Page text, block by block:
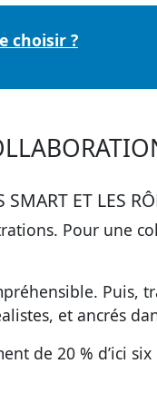
choisir ?
ET LES
Pour une
Puis,
et ancrés
de 20 % d’ici